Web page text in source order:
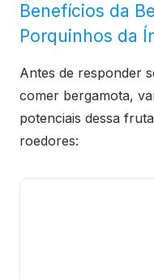
Benefícios da
Porquinhos da
Antes de responder
comer bergamota,
potenciais dessa
roedores: